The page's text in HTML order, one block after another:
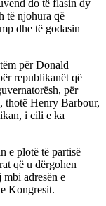
do të flasin dy
të njohura që
dhe të godasin
për Donald
republikanët që
për
thotë Henry Barbour,
i cili e ka
e plotë të partisë
që u dërgohen
adresën e
Kongresit.